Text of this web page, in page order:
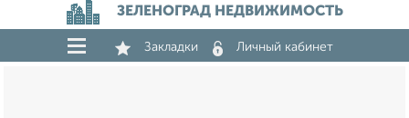
ЗЕЛЕНОГРАД НЕДВИЖИМОСТЬ
Закладки Личный кабинет